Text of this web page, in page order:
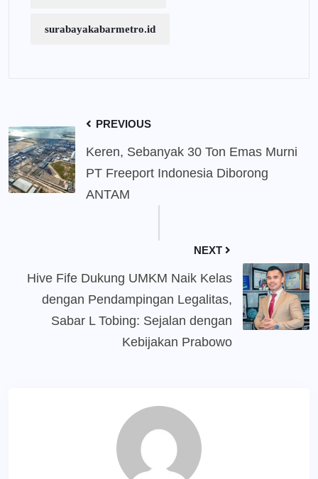
surabayakabarmetro.id
PREVIOUS
Keren, Sebanyak 30 Ton Emas Murni
PT Freeport Indonesia Diborong
ANTAM
NEXT
Hive Fife Dukung UMKM Naik Kelas
dengan Pendampingan Legalitas,
Sabar L Tobing: Sejalan dengan
Kebijakan Prabowo